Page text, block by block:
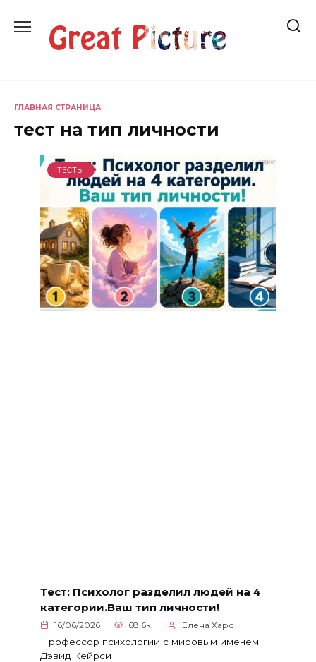
содержанию
ГЛАВНАЯ СТРАНИЦА
тест на тип личности
ТЕСТЫ
Тест: Психолог разделил людей на 4
категории.Ваш тип личности!
16/06/2026 68.6к. Елена Харс
Профессор психологии с мировым именем
Дэвид Кейрси